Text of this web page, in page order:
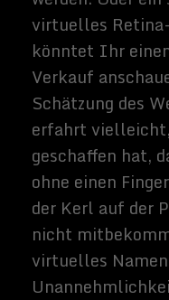
könnte es sogar so weit
Gehirn das VR-Erlebnis
als künstlich registriert.
Spekulationen über
neigen dazu, sich auf
eine Methode der
konzentrieren, wie z. B.
denen Du physisch die
Charaktere spielst, oder
denen Du dich unsichtbar
herum bewegen kannst,
stattfindet. Aber ein
weithin verfügbarer VR-
tiefgreifendere
Lebensweise der